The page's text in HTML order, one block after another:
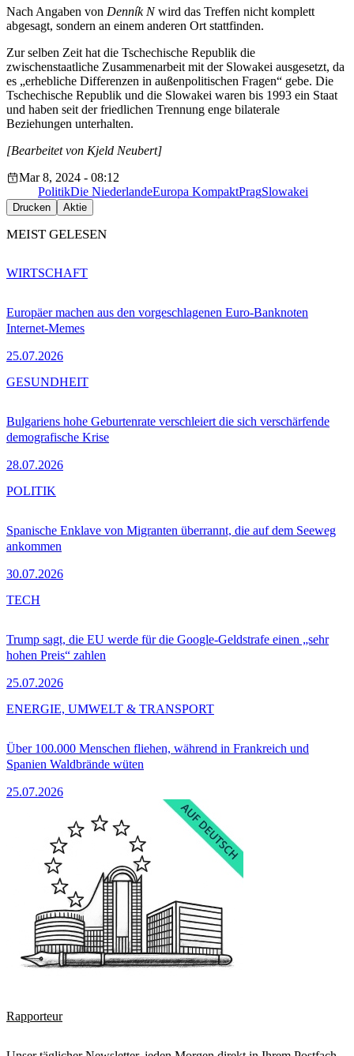
Nach Angaben von Denník Nwird das Treffen nicht komplett
abgesagt, sondern an einem anderen Ort stattfinden.
Zur selben Zeit hat die Tschechische Republik die
zwischenstaatliche Zusammenarbeit mit der Slowakei ausgesetzt, da
es „erhebliche Differenzen in außenpolitischen Fragen“ gebe. Die
Tschechische Republik und die Slowakei waren bis 1993 ein Staat
und haben seit der friedlichen Trennung enge bilaterale
Beziehungen unterhalten.
[Bearbeitet von Kjeld Neubert]
Mar 8, 2024 - 08:12
PolitikDie NiederlandeEuropa KompaktPragSlowakei
Drucken Aktie
MEIST GELESEN
Europäer machen aus den vorgeschlagenen Euro-Banknoten
Internet-Memes
25.07.2026
WIRTSCHAFT
Bulgariens hohe Geburtenrate verschleiert die sich verschärfende
demografische Krise
28.07.2026
GESUNDHEIT
Spanische Enklave von Migranten überrannt, die auf dem Seeweg
ankommen
30.07.2026
POLITIK
Trump sagt, die EU werde für die Google-Geldstrafe einen „sehr
hohen Preis“ zahlen
25.07.2026
TECH
Über 100.000 Menschen fliehen, während in Frankreich und
Spanien Waldbrände wüten
25.07.2026
ENERGIE, UMWELT & TRANSPORT
Rapporteur